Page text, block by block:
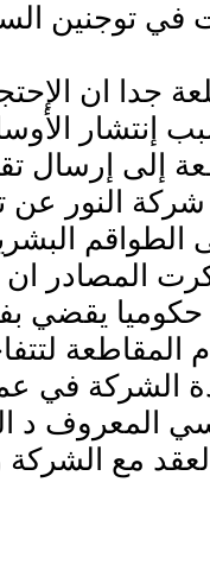
في توجنين
جدا ان
إنتشار
إلى إرسال
النور عن
المصادر ان
يقضي
المقاطعة
الشركة في
المعروف د